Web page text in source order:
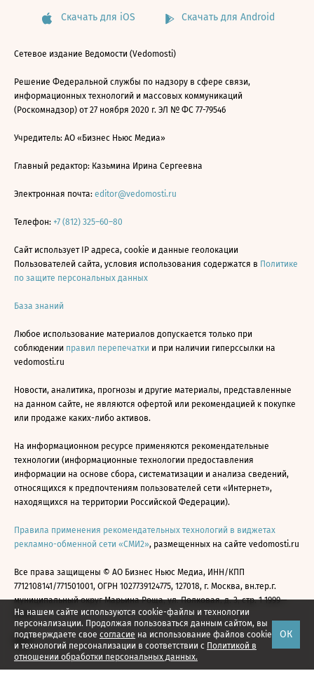
На нашем сайте используются cookie-файлы и технологии
персонализации. Продолжая пользоваться данным сайтом, вы
подтверждаете свое согласие на использование файлов cookie
и технологий персонализации в соответствии с Политикой в
отношении обработки персональных данных.
ОК
Скачать для iOS Скачать для Android
Сетевое издание Ведомости (Vedomosti)
Решение Федеральной службы по надзору в сфере связи,
информационных технологий и массовых коммуникаций
(Роскомнадзор) от 27 ноября 2020 г. ЭЛ № ФС 77-79546
Учредитель: АО «Бизнес Ньюс Медиа»
Главный редактор: Казьмина Ирина Сергеевна
Электронная почта: editor@vedomosti.ru
Телефон: +7 (812) 325–60–80
Сайт использует IP адреса, cookie и данные геолокации
Пользователей сайта, условия использования содержатся в Политике
по защите персональных данных
База знаний
Любое использование материалов допускается только при
соблюдении правил перепечатки и при наличии гиперссылки на
vedomosti.ru
Новости, аналитика, прогнозы и другие материалы, представленные
на данном сайте, не являются офертой или рекомендацией к покупке
или продаже каких-либо активов.
На информационном ресурсе применяются рекомендательные
технологии (информационные технологии предоставления
информации на основе сбора, систематизации и анализа сведений,
относящихся к предпочтениям пользователей сети «Интернет»,
находящихся на территории Российской Федерации).
Правила применения рекомендательных технологий в виджетах
рекламно-обменной сети «СМИ2», размещенных на сайте vedomosti.ru
Все права защищены © АО Бизнес Ньюс Медиа, ИНН/КПП
7712108141/771501001, ОГРН 1027739124775, 127018, г. Москва, вн.тер.г.
муниципальный округ Марьина Роща, ул. Полковая, д. 3, стр. 1 1999—
2026